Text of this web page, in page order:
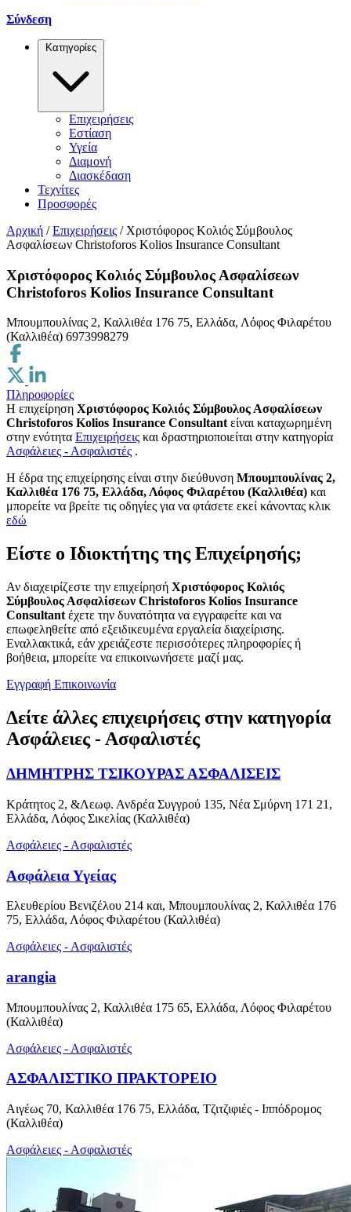
Σύνδεση
Κατηγορίες
Επιχειρήσεις
Εστίαση
Υγεία
Διαμονή
Διασκέδαση
Τεχνίτες
Προσφορές
Αρχική / Επιχειρήσεις / Χριστόφορος Κολιός Σύμβουλος
Ασφαλίσεων Christoforos Kolios Insurance Consultant
Χριστόφορος Κολιός Σύμβουλος Ασφαλίσεων
Christoforos Kolios Insurance Consultant
Μπουμπουλίνας 2, Καλλιθέα 176 75, Ελλάδα, Λόφος Φιλαρέτου
(Καλλιθέα) 6973998279
Πληροφορίες
Η επιχείρηση Χριστόφορος Κολιός Σύμβουλος Ασφαλίσεων
Christoforos Kolios Insurance Consultantείναι καταχωρημένη
στην ενότητα Επιχειρήσεις και δραστηριοποιείται στην κατηγορία
Ασφάλειες - Ασφαλιστές .
H έδρα της επιχείρησης είναι στην διεύθυνση Μπουμπουλίνας 2,
Καλλιθέα 176 75, Ελλάδα, Λόφος Φιλαρέτου (Καλλιθέα) και
μπορείτε να βρείτε τις οδηγίες για να φτάσετε εκεί κάνοντας κλικ
εδώ
Είστε ο Ιδιοκτήτης της Επιχείρησής;
Αν διαχειρίζεστε την επιχείρησή Χριστόφορος Κολιός
Σύμβουλος Ασφαλίσεων Christoforos Kolios Insurance
Consultant έχετε την δυνατότητα να εγγραφείτε και να
επωφεληθείτε από εξειδικευμένα εργαλεία διαχείρισης.
Εναλλακτικά, εάν χρειάζεστε περισσότερες πληροφορίες ή
βοήθεια, μπορείτε να επικοινωνήσετε μαζί μας.
Εγγραφή Επικοινωνία
Δείτε άλλες επιχειρήσεις στην κατηγορία
Ασφάλειες - Ασφαλιστές
ΔΗΜΗΤΡΗΣ ΤΣΙΚΟΥΡΑΣ ΑΣΦΑΛΙΣΕΙΣ
Κράτητος 2, &Λεωφ. Ανδρέα Συγγρού 135, Νέα Σμύρνη 171 21,
Ελλάδα, Λόφος Σικελίας (Καλλιθέα)
Ασφάλειες - Ασφαλιστές
Ασφάλεια Υγείας
Ελευθερίου Βενιζέλου 214 και, Μπουμπουλίνας 2, Καλλιθέα 176
75, Ελλάδα, Λόφος Φιλαρέτου (Καλλιθέα)
Ασφάλειες - Ασφαλιστές
arangia
Μπουμπουλίνας 2, Καλλιθέα 175 65, Ελλάδα, Λόφος Φιλαρέτου
(Καλλιθέα)
Ασφάλειες - Ασφαλιστές
ΑΣΦΑΛΙΣΤΙΚΟ ΠΡΑΚΤΟΡΕΙΟ
Αιγέως 70, Καλλιθέα 176 75, Ελλάδα, Τζιτζιφιές - Ιππόδρομος
(Καλλιθέα)
Ασφάλειες - Ασφαλιστές